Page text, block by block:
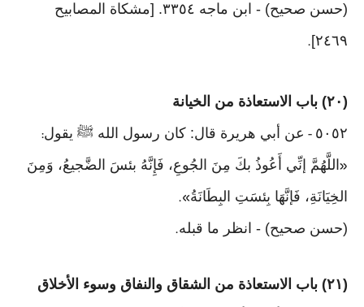
(حسن صحيح) - ابن ماجه ٣٣٥٤. [مشكاة المصابيح
٢٤٦٩] .
(٢٠) باب الاستعاذة من الخيانة
٥٠٥٢ - عن أبي هريرة قال: كان رسول الله ﷺ يقول:
« اللَّهُمَّ إنِّي أَعُوذُ بكَ مِنَ الجُوعِ، فَإِنَّهُ بئسَ الضَّجيعُ، وَمِنَ
الخِيَانَةِ، فَإنَّهَا بِئسَتِ البِطَانَةُ».
(حسن صحيح) - انظر ما قبله.
(٢١) باب الاستعاذة من الشقاق والنفاق وسوء الأخلاق